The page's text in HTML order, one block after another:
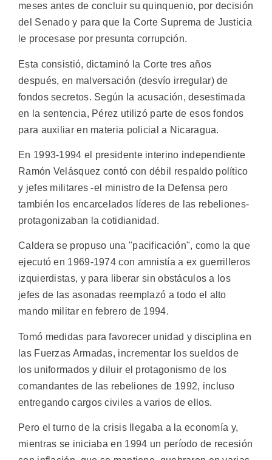
meses antes de concluir su quinquenio, por decisión
del Senado y para que la Corte Suprema de Justicia
le procesase por presunta corrupción.
Esta consistió, dictaminó la Corte tres años
después, en malversación (desvío irregular) de
fondos secretos. Según la acusación, desestimada
en la sentencia, Pérez utilizó parte de esos fondos
para auxiliar en materia policial a Nicaragua.
En 1993-1994 el presidente interino independiente
Ramón Velásquez contó con débil respaldo político
y jefes militares -el ministro de la Defensa pero
también los encarcelados líderes de las rebeliones-
protagonizaban la cotidianidad.
Caldera se propuso una "pacificación", como la que
ejecutó en 1969-1974 con amnistía a ex guerrilleros
izquierdistas, y para liberar sin obstáculos a los
jefes de las asonadas reemplazó a todo el alto
mando militar en febrero de 1994.
Tomó medidas para favorecer unidad y disciplina en
las Fuerzas Armadas, incrementar los sueldos de
los uniformados y diluir el protagonismo de los
comandantes de las rebeliones de 1992, incluso
entregando cargos civiles a varios de ellos.
Pero el turno de la crisis llegaba a la economía y,
mientras se iniciaba en 1994 un período de recesión